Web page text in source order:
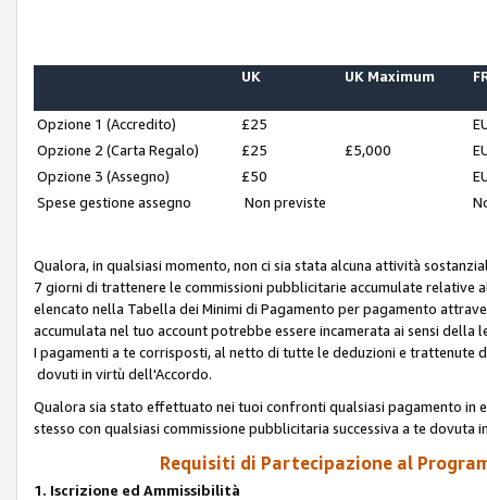
UK UK Maximum
Opzione 1 (Accredito) £25
Opzione 2 (Carta Regalo)
£25 £5,000
Opzione 3 (Assegno)
£50
Spese gestione assegno
Non previste
Qualora, in qualsiasi momento, non ci sia stata alcuna attività
7 giorni di trattenere le commissioni pubblicitarie accumulate
elencato nella Tabella dei Minimi di Pagamento per pagamento
accumulata nel tuo account potrebbe essere incamerata ai sensi
I pagamenti a te corrisposti, al netto di tutte le deduzioni e trattenute
dovuti in virtù dell'Accordo.
Qualora sia stato effettuato nei tuoi confronti qualsiasi pagamento in
stesso con qualsiasi commissione pubblicitaria successiva a te dovuta
Requisiti di Partecipazione al
1. Iscrizione ed Ammissibilità